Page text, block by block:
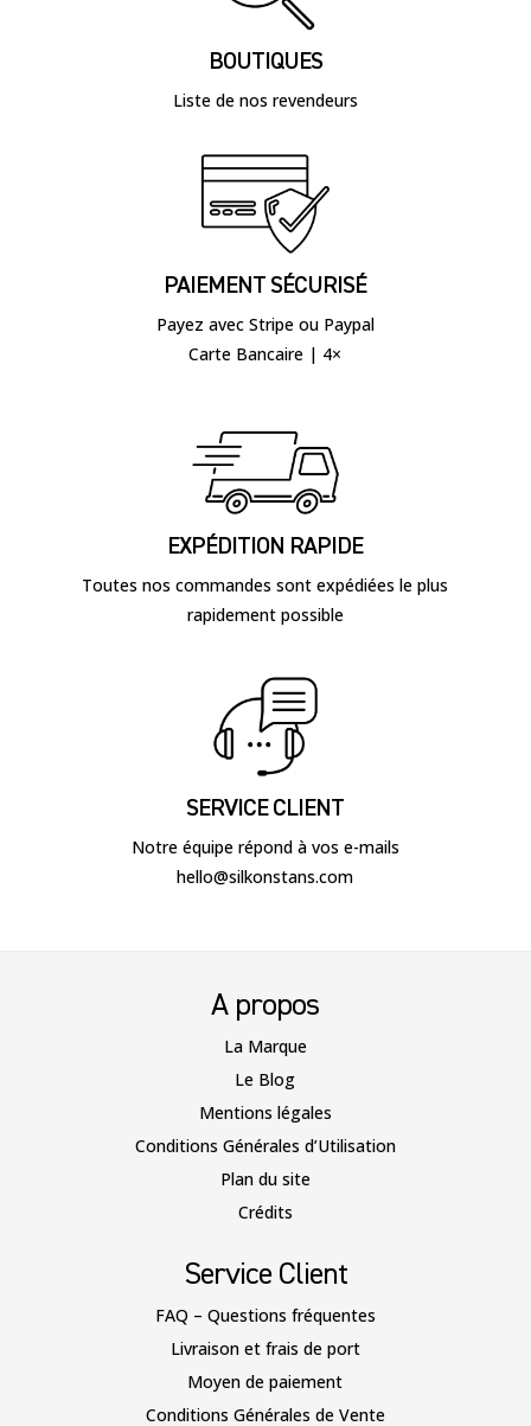
BOUTIQUES
Liste de nos revendeurs
PAIEMENT SÉCURISÉ
Payez avec Stripe ou Paypal
Carte Bancaire | 4×
EXPÉDITION RAPIDE
Toutes nos commandes sont expédiées le plus
rapidement possible
SERVICE CLIENT
Notre équipe répond à vos e-mails
hello@silkonstans.com
A propos
La Marque
Le Blog
Mentions légales
Conditions Générales d’Utilisation
Plan du site
Crédits
Service Client
FAQ – Questions fréquentes
Livraison et frais de port
Moyen de paiement
Conditions Générales de Vente